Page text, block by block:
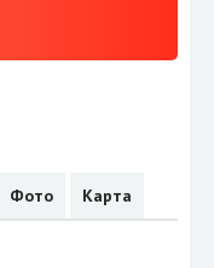
Фото Карта